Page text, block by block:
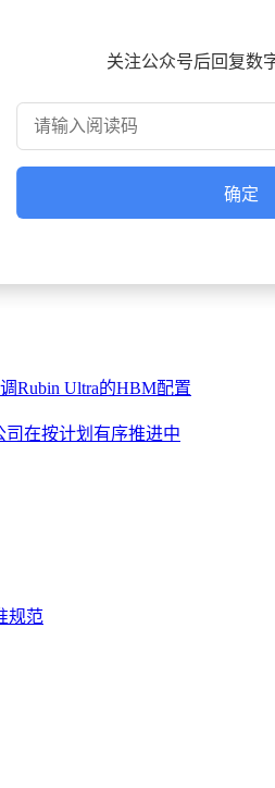
。您或将成为金融界的未解之
插进去的是别人的焦虑和麻烦
靠截图云体验，可见大家也对自
，用戏谑方式消解刻板人格标签
关注公众号后回复数
确定
Rubin Ultra的HBM配置
在按计划有序推进中
规范